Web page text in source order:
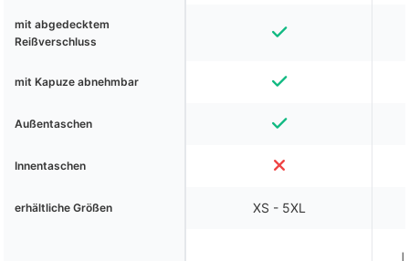
mit abgedecktem
Reißverschluss
mit Kapuze abnehmbar
Außentaschen
Innentaschen
erhältliche Größen XS - 5XL